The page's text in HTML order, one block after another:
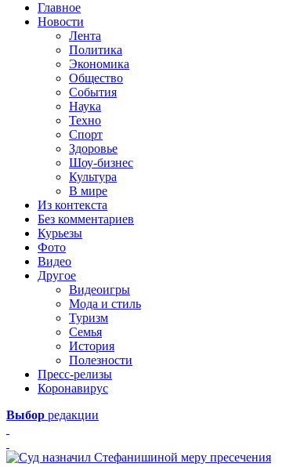
Главное
Новости
Лента
Политика
Экономика
Общество
События
Наука
Техно
Спорт
Здоровье
Шоу-бизнес
Культура
В мире
Из контекста
Без комментариев
Курьезы
Фото
Видео
Другое
Видеоигры
Мода и стиль
Туризм
Семья
История
Полезности
Пресс-релизы
Коронавирус
Выбор редакции